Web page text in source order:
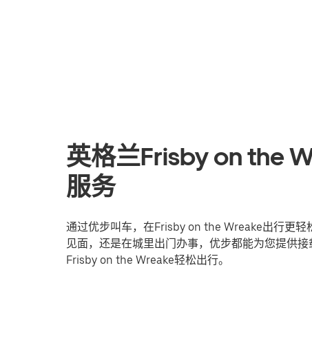
英格兰Frisby on the
服务
通过优步叫车，在Frisby on the Wreake出行更
见面，还是在城里出门办事，优步都能为您提供
Frisby on the Wreake轻松出行。